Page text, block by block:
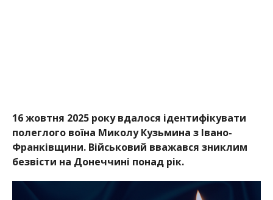
16 жовтня 2025 року вдалося ідентифікувати
полеглого воїна Миколу Кузьмина з Івано-
Франківщини. Військовий вважався зниклим
безвісти на Донеччині понад рік.